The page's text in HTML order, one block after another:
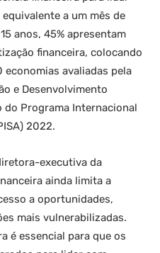
a um mês de
anos, 45% apresentam
financeira, colocando
economias avaliadas pela
e Desenvolvimento
do Programa Internacional
2022.
executiva da
ainda limita a
a oportunidades,
mais vulnerabilizadas.
é essencial para que os